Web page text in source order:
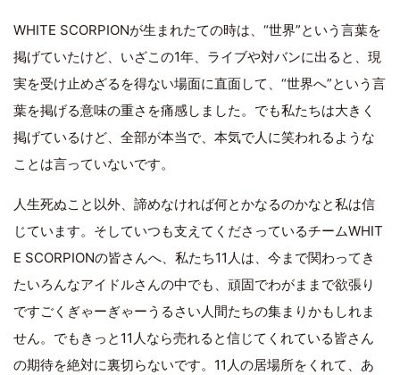
WHITE SCORPIONが生まれたての時は、“世界”という言葉を
掲げていたけど、いざこの1年、ライブや対バンに出ると、現
実を受け止めざるを得ない場面に直面して、“世界へ”という言
葉を掲げる意味の重さを痛感しました。でも私たちは大きく
掲げているけど、全部が本当で、本気で人に笑われるような
ことは言っていないです。
人生死ぬこと以外、諦めなければ何とかなるのかなと私は信
じています。そしていつも支えてくださっているチームWHIT
E SCORPIONの皆さんへ、私たち11人は、今まで関わってき
たいろんなアイドルさんの中でも、頑固でわがままで欲張り
ですごくぎゃーぎゃーうるさい人間たちの集まりかもしれま
せん。でもきっと11人なら売れると信じてくれている皆さん
の期待を絶対に裏切らないです。11人の居場所をくれて、あ